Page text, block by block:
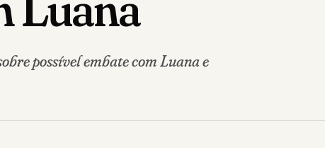
possível embate com Luana e